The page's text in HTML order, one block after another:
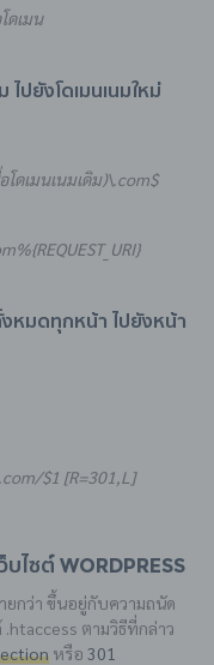
ดเมน
ปยังโดเมนเนมใหม่
โดเมนเนมเดิม)\.com$
หมดทุกหน้า ไปยังหน้า
$1 [R=301,L]
บไซต์ WordPress
กว่า ขึ้นอยู่กับความถนัด
.htaccess ตามวิธีที่กล่าว
หรือ 301